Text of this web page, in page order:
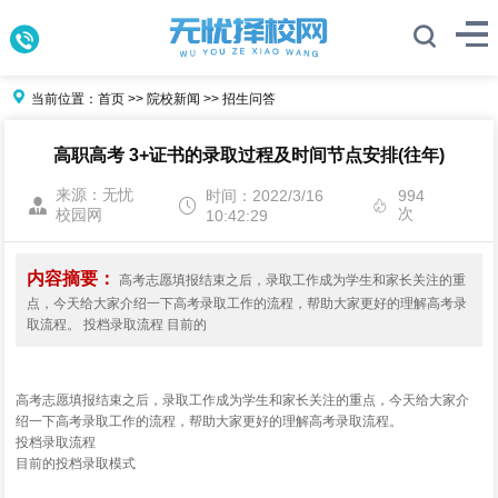
当前位置：首页 >> 院校新闻 >>招生问答
高职高考 3+证书的录取过程及时间节点安排(往年)
来源：无忧
校园网
时间：2022/3/16
10:42:29
994
次
内容摘要：
高考志愿填报结束之后，录取工作成为学生和家长关注的重
点，今天给大家介绍一下高考录取工作的流程，帮助大家更好的理解高考录
取流程。 投档录取流程 目前的
高考志愿填报结束之后，录取工作成为学生和家长关注的重点，今天给大家介
绍一下高考录取工作的流程，帮助大家更好的理解高考录取流程。
投档录取流程
目前的投档录取模式